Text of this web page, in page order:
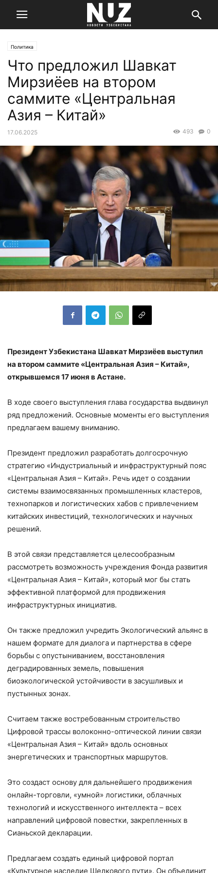
Политика
Что предложил Шавкат
Мирзиёев на втором
саммите «Центральная
Азия – Китай»
17.06.2025 0
493
Президент Узбекистана Шавкат Мирзиёев выступил
на втором саммите «Центральная Азия – Китай»,
открывшемся 17 июня в Астане.
В ходе своего выступления глава государства выдвинул
ряд предложений. Основные моменты его выступления
предлагаем вашему вниманию.
Президент предложил разработать долгосрочную
стратегию «Индустриальный и инфраструктурный пояс
«Центральная Азия – Китай». Речь идет о создании
системы взаимосвязанных промышленных кластеров,
технопарков и логистических хабов с привлечением
китайских инвестиций, технологических и научных
решений.
В этой связи представляется целесообразным
рассмотреть возможность учреждения Фонда развития
«Центральная Азия – Китай», который мог бы стать
эффективной платформой для продвижения
инфраструктурных инициатив.
Он также предложил учредить Экологический альянс в
нашем формате для диалога и партнерства в сфере
борьбы с опустыниванием, восстановления
деградированных земель, повышения
биоэкологической устойчивости в засушливых и
пустынных зонах.
Считаем также востребованным строительство
Цифровой трассы волоконно-оптической линии связи
«Центральная Азия – Китай» вдоль основных
энергетических и транспортных маршрутов.
Это создаст основу для дальнейшего продвижения
онлайн-торговли, «умной» логистики, облачных
технологий и искусственного интеллекта – всех
направлений цифровой повестки, закрепленных в
Сианьской декларации.
Предлагаем создать единый цифровой портал
«Культурное наследие Шелкового пути». Он объединит